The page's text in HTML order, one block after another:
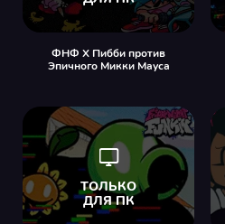
ФНФ X Пибби против
Эпичного Микки Мауса